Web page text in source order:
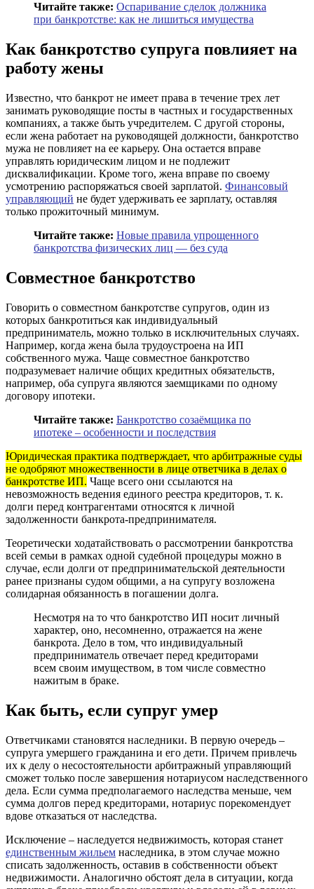
Читайте также: Оспаривание сделок должника
при банкротстве: как не лишиться имущества
Как банкротство супруга повлияет на
работу жены
Известно, что банкрот не имеет права в течение трех лет
занимать руководящие посты в частных и государственных
компаниях, а также быть учредителем. С другой стороны,
если жена работает на руководящей должности, банкротство
мужа не повлияет на ее карьеру. Она остается вправе
управлять юридическим лицом и не подлежит
дисквалификации. Кроме того, жена вправе по своему
усмотрению распоряжаться своей зарплатой. Финансовый
управляющий не будет удерживать ее зарплату, оставляя
только прожиточный минимум.
Читайте также: Новые правила упрощенного
банкротства физических лиц — без суда
Совместное банкротство
Говорить о совместном банкротстве супругов, один из
которых банкротиться как индивидуальный
предприниматель, можно только в исключительных случаях.
Например, когда жена была трудоустроена на ИП
собственного мужа. Чаще совместное банкротство
подразумевает наличие общих кредитных обязательств,
например, оба супруга являются заемщиками по одному
договору ипотеки.
Читайте также: Банкротство созаёмщика по
ипотеке – особенности и последствия
Юридическая практика подтверждает, что арбитражные суды
не одобряют множественности в лице ответчика в делах о
банкротстве ИП. Чаще всего они ссылаются на
невозможность ведения единого реестра кредиторов, т. к.
долги перед контрагентами относятся к личной
задолженности банкрота-предпринимателя.
Теоретически ходатайствовать о рассмотрении банкротства
всей семьи в рамках одной судебной процедуры можно в
случае, если долги от предпринимательской деятельности
ранее признаны судом общими, а на супругу возложена
солидарная обязанность в погашении долга.
Несмотря на то что банкротство ИП носит личный
характер, оно, несомненно, отражается на жене
банкрота. Дело в том, что индивидуальный
предприниматель отвечает перед кредиторами
всем своим имуществом, в том числе совместно
нажитым в браке.
Как быть, если супруг умер
Ответчиками становятся наследники. В первую очередь –
супруга умершего гражданина и его дети. Причем привлечь
их к делу о несостоятельности арбитражный управляющий
сможет только после завершения нотариусом наследственного
дела. Если сумма предполагаемого наследства меньше, чем
сумма долгов перед кредиторами, нотариус порекомендует
вдове отказаться от наследства.
Исключение – наследуется недвижимость, которая станет
единственным жильем наследника, в этом случае можно
списать задолженность, оставив в собственности объект
недвижимости. Аналогично обстоят дела в ситуации, когда